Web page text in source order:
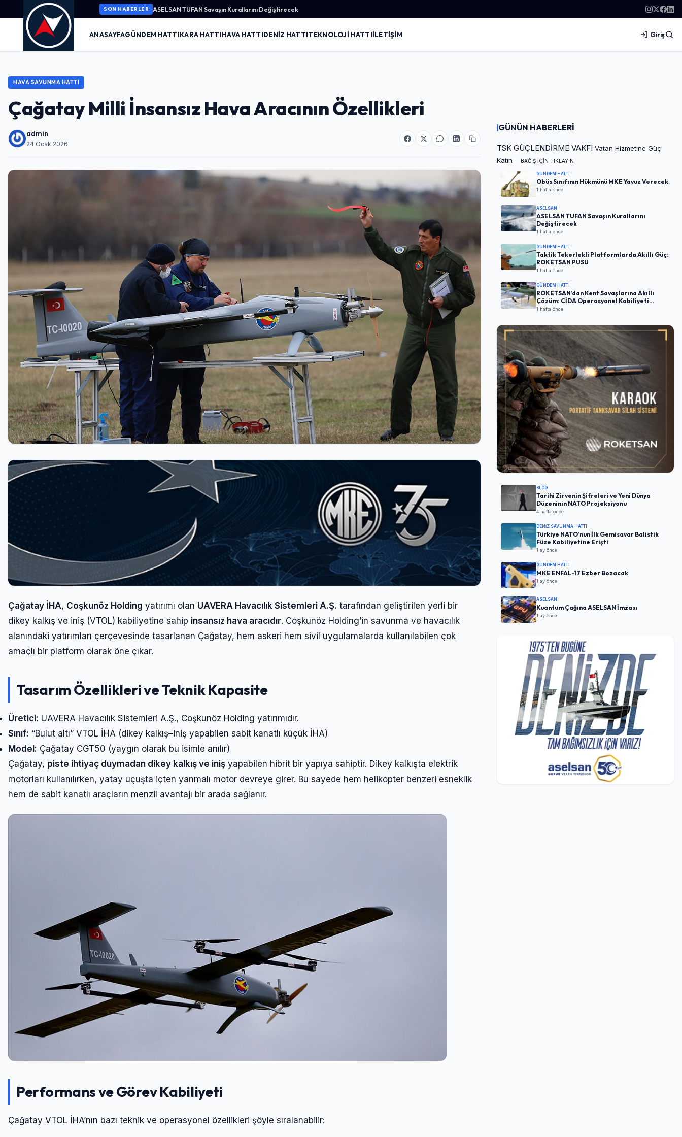
SON HABERLER ASELSAN TUFAN Savaşın Kurallarını Değiştirecek
ANASAYFAGÜNDEM HATTIKARA HATTIHAVA HATTIDENIZ HATTITEKNOLOJI HATTIİLETIŞIM Giriş
HAVA SAVUNMA HATTI
Çağatay Milli İnsansız Hava Aracının Özellikleri
admin
24 Ocak 2026
Çağatay İHA, Coşkunöz Holding yatırımı olan UAVERA Havacılık Sistemleri A.Ş. tarafından geliştirilen yerli bir
dikey kalkış ve iniş (VTOL) kabiliyetine sahip insansız hava aracıdır. Coşkunöz Holding’in savunma ve havacılık
alanındaki yatırımları çerçevesinde tasarlanan Çağatay, hem askeri hem sivil uygulamalarda kullanılabilen çok
amaçlı bir platform olarak öne çıkar.
Tasarım Özellikleri ve Teknik Kapasite
Üretici: UAVERA Havacılık Sistemleri A.Ş., Coşkunöz Holding yatırımıdır.
Sınıf: “Bulut altı” VTOL İHA (dikey kalkış–iniş yapabilen sabit kanatlı küçük İHA)
Model: Çağatay CGT50 (yaygın olarak bu isimle anılır)
Çağatay, piste ihtiyaç duymadan dikey kalkış ve iniş yapabilen hibrit bir yapıya sahiptir. Dikey kalkışta elektrik
motorları kullanılırken, yatay uçuşta içten yanmalı motor devreye girer. Bu sayede hem helikopter benzeri esneklik
hem de sabit kanatlı araçların menzil avantajı bir arada sağlanır.
Performans ve Görev Kabiliyeti
Çağatay VTOL İHA’nın bazı teknik ve operasyonel özellikleri şöyle sıralanabilir:
GÜNÜN HABERLERİ
TSK GÜÇLENDİRME VAKFI Vatan Hizmetine Güç
Katın
BAĞIŞ İÇİN TIKLAYIN
GÜNDEM HATTI
Obüs Sınıfının Hükmünü MKE Yavuz Verecek
1 hafta önce
ASELSAN
ASELSAN TUFAN Savaşın Kurallarını
Değiştirecek
1 hafta önce
GÜNDEM HATTI
Taktik Tekerlekli Platformlarda Akıllı Güç:
ROKETSAN PUSU
1 hafta önce
GÜNDEM HATTI
ROKETSAN’dan Kent Savaşlarına Akıllı
Çözüm: CİDA Operasyonel Kabiliyeti
Artırıyor
1 hafta önce
BLOG
Tarihi Zirvenin Şifreleri ve Yeni Dünya
Düzeninin NATO Projeksiyonu
4 hafta önce
DENIZ SAVUNMA HATTI
Türkiye NATO’nun İlk Gemisavar Balistik
Füze Kabiliyetine Erişti
1 ay önce
GÜNDEM HATTI
MKE ENFAL-17 Ezber Bozacak
1 ay önce
ASELSAN
Kuantum Çağına ASELSAN İmzası
1 ay önce